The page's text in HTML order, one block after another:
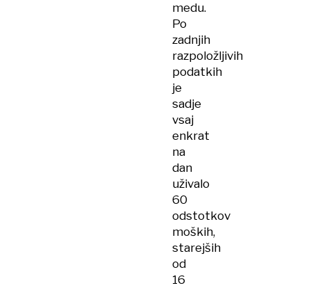
medu.
Po
zadnjih
razpoložljivih
podatkih
je
sadje
vsaj
enkrat
na
dan
uživalo
60
odstotkov
moških,
starejših
od
16